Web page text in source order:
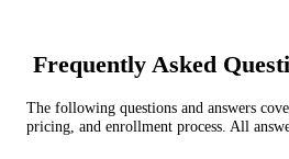
Frequently Asked
The following questions and answers
pricing, and enrollment process. All